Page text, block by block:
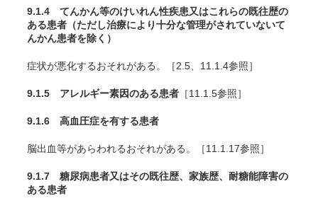
9.1.4 てんかん等のけいれん性疾患又はこれらの既往歴の
ある患者（ただし治療により十分な管理がされていないて
んかん患者を除く）
症状が悪化するおそれがある。［2.5、11.1.4参照］
9.1.5 アレルギー素因のある患者 ［11.1.5参照］
9.1.6 高血圧症を有する患者
脳出血等があらわれるおそれがある。［11.1.17参照］
9.1.7 糖尿病患者又はその既往歴、家族歴、耐糖能障害の
ある患者